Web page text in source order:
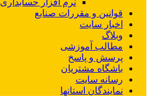
قوانین و مقررات صنایع
اخبار سایت
وبلاگ
مطالب آموزشی
پرسش و پاسخ
باشگاه مشتریان
رسانه سایت
نمایندگان استانها